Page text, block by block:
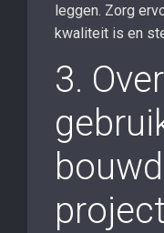
leggen. Zorg
kwaliteit is en
3.
project